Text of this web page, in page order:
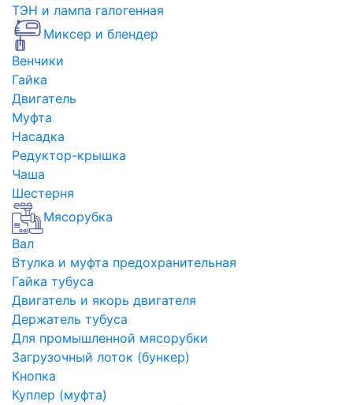
ТЭН и лампа галогенная
Миксер и блендер
Венчики
Гайка
Двигатель
Муфта
Насадка
Редуктор-крышка
Чаша
Шестерня
Мясорубка
Вал
Втулка и муфта предохранительная
Гайка тубуса
Двигатель и якорь двигателя
Держатель тубуса
Для промышленной мясорубки
Загрузочный лоток (бункер)
Кнопка
Куплер (муфта)